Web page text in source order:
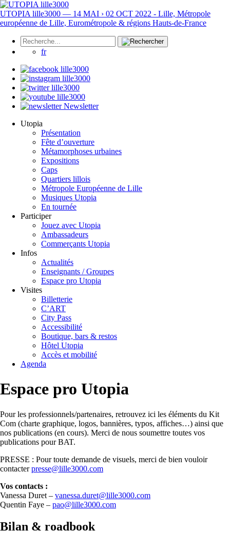
UTOPIA lille3000 — 14 MAI › 02 OCT 2022 - Lille, Métropole
européenne de Lille, Eurométropole & régions Hauts-de-France
fr
Newsletter
Utopia
Présentation
Fête d’ouverture
Métamorphoses urbaines
Expositions
Caps
Quartiers lillois
Métropole Européenne de Lille
Musiques Utopia
En tournée
Participer
Jouez avec Utopia
Ambassadeurs
Commerçants Utopia
Infos
Actualités
Enseignants / Groupes
Espace pro Utopia
Visites
Billetterie
C’ART
City Pass
Accessibilité
Boutique, bars & restos
Hôtel Utopia
Accès et mobilité
Agenda
Espace pro Utopia
Pour les professionnels/partenaires, retrouvez ici les éléments du Kit
Com (charte graphique, logos, bannières, typos, affiches…) ainsi que
nos publications (en cours). Merci de nous soumettre toutes vos
publications pour BAT.
PRESSE : Pour toute demande de visuels, merci de bien vouloir
contacterpresse@lille3000.com
Vos contacts :
Vanessa Duret – vanessa.duret@lille3000.com
Quentin Faye – pao@lille3000.com
Bilan & roadbook